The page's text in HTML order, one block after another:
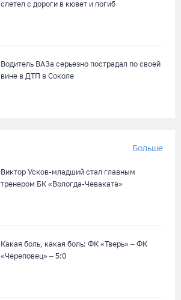
слетел с дороги в кювет и погиб
Водитель ВАЗа серьезно пострадал по своей
вине в ДТП в Соколе
Больше
Виктор Усков-младший стал главным
тренером БК «Вологда-Чеваката»
Какая боль, какая боль: ФК «Тверь» – ФК
«Череповец» – 5:0